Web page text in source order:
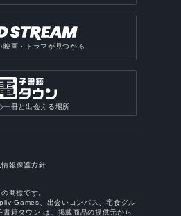
映画・ドラマが見つかる
一冊と出会える場所
情報保護方針
商標です。
Games、出会いコンパス、宅食グル
書籍タウン は、掲載商品の提供元から